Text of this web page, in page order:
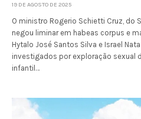
19 DE AGOSTO DE 2025
O ministro Rogerio Schietti Cruz, do
negou liminar em habeas corpus e
Hytalo José Santos Silva e Israel
investigados por exploração sexual
infantil…